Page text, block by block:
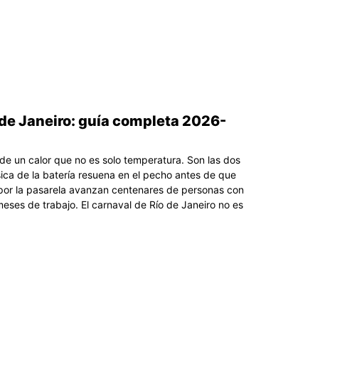
Janeiro: guía completa 2026-
un calor que no es solo temperatura. Son las dos
de la batería resuena en el pecho antes de que
la pasarela avanzan centenares de personas con
de trabajo. El carnaval de Río de Janeiro no es